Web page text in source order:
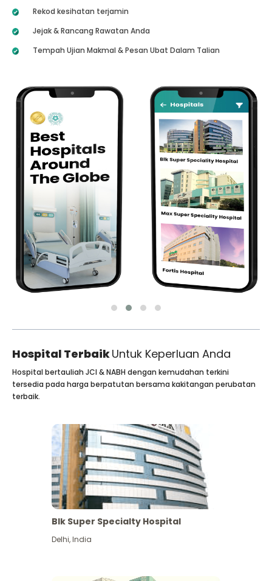
Rekod kesihatan terjamin
Jejak & Rancang Rawatan Anda
Tempah Ujian Makmal & Pesan Ubat Dalam Talian
Hospital TerbaikUntuk Keperluan Anda
Hospital bertauliah JCI & NABH dengan kemudahan terkini
tersedia pada harga berpatutan bersama kakitangan perubatan
terbaik.
Blk Super Specialty Hospital
Delhi,India